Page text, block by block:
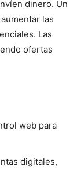
dinero. Un
las
Las
ofertas
web para
digitales,